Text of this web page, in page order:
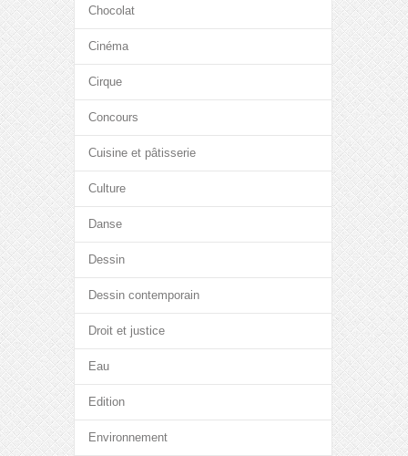
Chocolat
Cinéma
Cirque
Concours
Cuisine et pâtisserie
Culture
Danse
Dessin
Dessin contemporain
Droit et justice
Eau
Edition
Environnement